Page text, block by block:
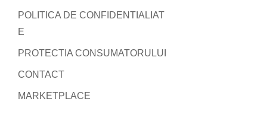
POLITICA DE CONFIDENTIALIAT
E
PROTECTIA CONSUMATORULUI
CONTACT
MARKETPLACE